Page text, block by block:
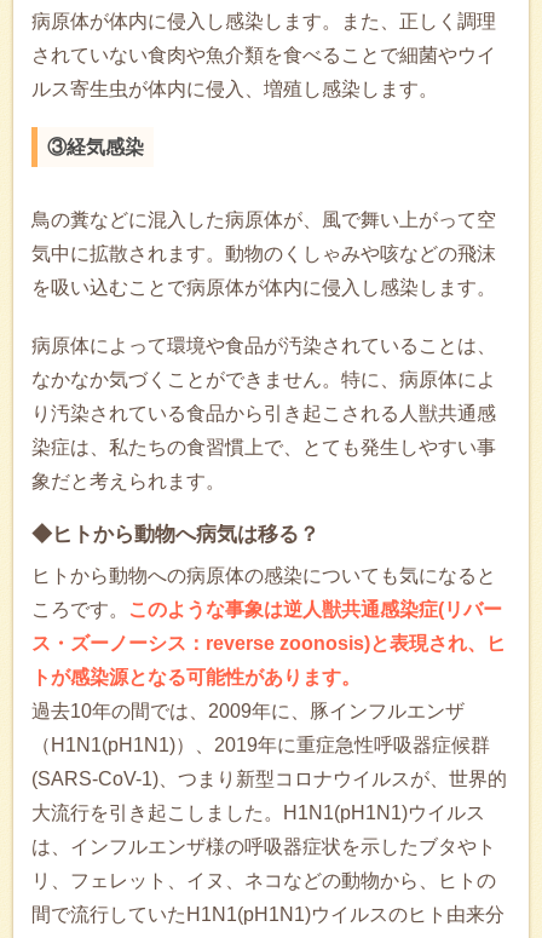
病原体が体内に侵入し感染します。また、正しく調理
されていない食肉や魚介類を食べることで細菌やウイ
ルス寄生虫が体内に侵入、増殖し感染します。
③経気感染
鳥の糞などに混入した病原体が、風で舞い上がって空
気中に拡散されます。動物のくしゃみや咳などの飛沫
を吸い込むことで病原体が体内に侵入し感染します。
病原体によって環境や食品が汚染されていることは、
なかなか気づくことができません。特に、病原体によ
り汚染されている食品から引き起こされる人獣共通感
染症は、私たちの食習慣上で、とても発生しやすい事
象だと考えられます。
◆ヒトから動物へ病気は移る？
ヒトから動物への病原体の感染についても気になると
ころです。
このような事象は逆人獣共通感染症(リバー
ス・ズーノーシス：reverse zoonosis)と表現され、ヒ
トが感染源となる可能性があります。
過去10年の間では、2009年に、豚インフルエンザ
（H1N1(pH1N1)）、2019年に重症急性呼吸器症候群
(SARS-CoV-1)、つまり新型コロナウイルスが、世界的
大流行を引き起こしました。H1N1(pH1N1)ウイルス
は、インフルエンザ様の呼吸器症状を示したブタやト
リ、フェレット、イヌ、ネコなどの動物から、ヒトの
間で流行していたH1N1(pH1N1)ウイルスのヒト由来分